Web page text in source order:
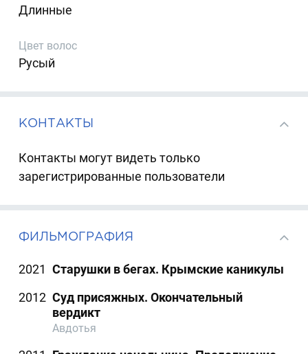
Длинные
Цвет волос
Русый
КОНТАКТЫ
Контакты могут видеть только
зарегистрированные пользователи
ФИЛЬМОГРАФИЯ
2021 Старушки в бегах. Крымские каникулы
2012 Суд присяжных. Окончательный
вердикт
Авдотья